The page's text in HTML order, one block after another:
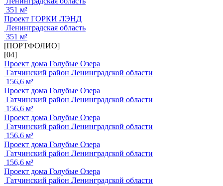
351 м²
Проект ГОРКИ ЛЭНД
Ленинградская область
351 м²
[ПОРТФОЛИО]
[04]
Проект дома Голубые Озера
Гатчинский район Ленинградской области
156,6 м²
Проект дома Голубые Озера
Гатчинский район Ленинградской области
156,6 м²
Проект дома Голубые Озера
Гатчинский район Ленинградской области
156,6 м²
Проект дома Голубые Озера
Гатчинский район Ленинградской области
156,6 м²
Проект дома Голубые Озера
Гатчинский район Ленинградской области